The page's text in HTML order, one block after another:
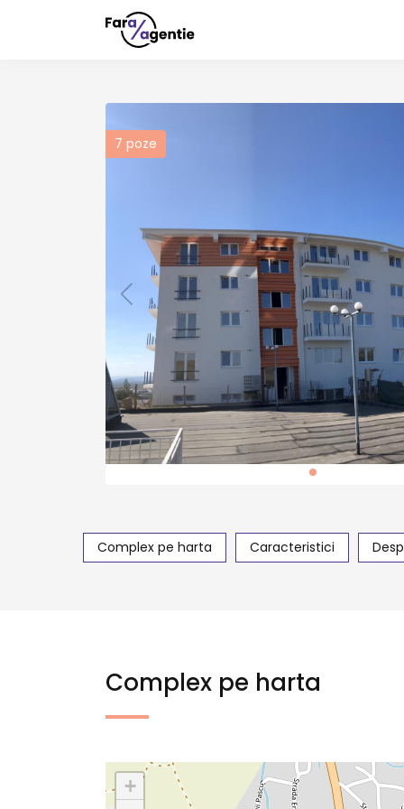
7 poze
Complex pe harta Caracteristici
Complex pe harta
+